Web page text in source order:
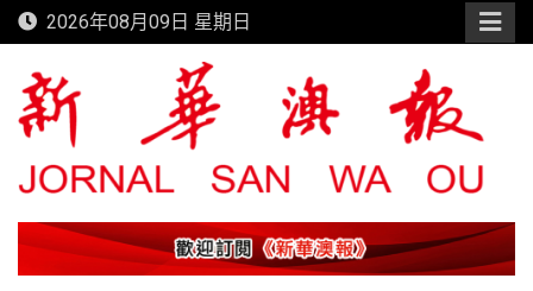
Skip
to
content
2026年08月09日 星期日
新華澳報